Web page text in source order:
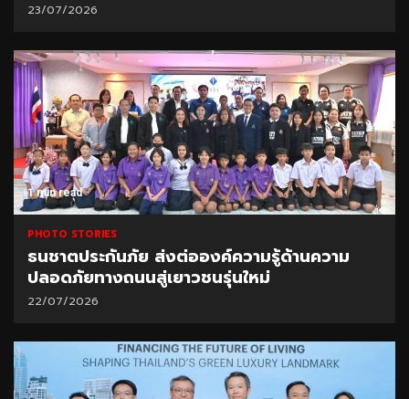
23/07/2026
1 min read
PHOTO STORIES
ธนชาตประกันภัย ส่งต่อองค์ความรู้ด้านความ
ปลอดภัยทางถนนสู่เยาวชนรุ่นใหม่
22/07/2026